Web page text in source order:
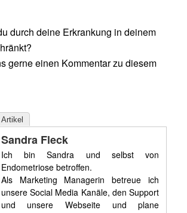
durch deine Erkrankung in deinem
gerne einen Kommentar zu diesem
Artikel
Sandra Fleck
Ich bin Sandra und selbst von
Endometriose betroffen.
Als Marketing Managerin betreue ich
unsere Social Media Kanäle, den Support
und unsere Webseite und plane